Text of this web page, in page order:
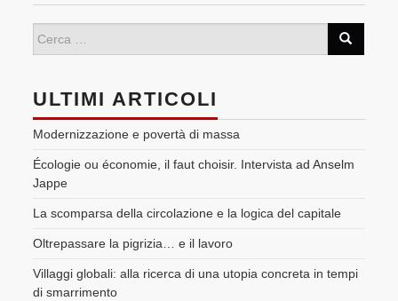
ULTIMI ARTICOLI
Modernizzazione e povertà di massa
Écologie ou économie, il faut choisir. Intervista ad Anselm
Jappe
La scomparsa della circolazione e la logica del capitale
Oltrepassare la pigrizia… e il lavoro
Villaggi globali: alla ricerca di una utopia concreta in tempi
di smarrimento